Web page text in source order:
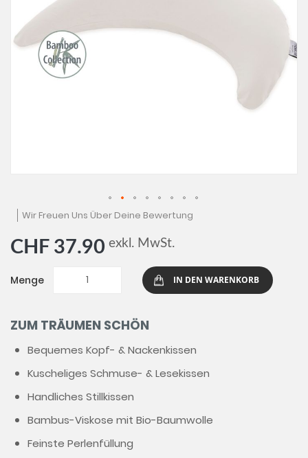
Wir Freuen Uns Über Deine Bewertung
CHF 37.90 exkl. MwSt.
Menge IN DEN WARENKORB
ZUM TRÄUMEN SCHÖN
Bequemes Kopf- & Nackenkissen
Kuscheliges Schmuse- & Lesekissen
Handliches Stillkissen
Bambus-Viskose mit Bio-Baumwolle
Feinste Perlenfüllung
Zum
Anfang
der
Bildgalerie